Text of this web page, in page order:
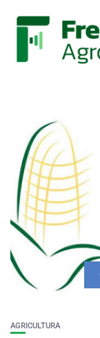
AGRICULTURA